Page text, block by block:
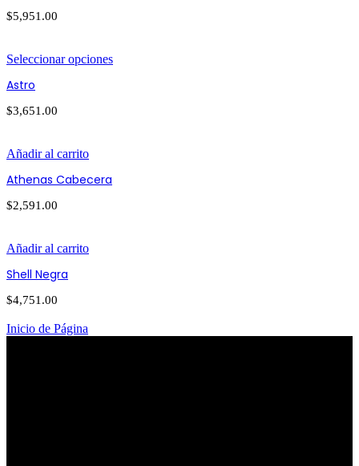
$5,951.00
Seleccionar opciones
Astro
$3,651.00
Añadir al carrito
Athenas Cabecera
$2,591.00
Añadir al carrito
Shell Negra
$4,751.00
Inicio de Página